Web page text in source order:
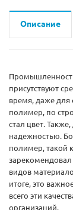
Описание
присутствуют
время, даже
полимер, по
стал цвет.
надежностью.
полимер, такой
зарекомендовал
видов
итоге, это
всего эти
организаций.